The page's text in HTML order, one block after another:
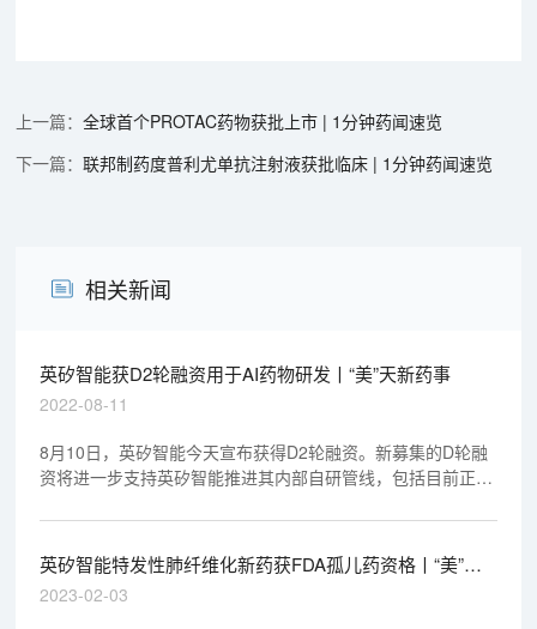
全球首个PROTAC药物获批上市 | 1分钟药闻速览
联邦制药度普利尤单抗注射液获批临床 | 1分钟药闻速览
相关新闻
英矽智能获D2轮融资用于AI药物研发丨“美”天新药事
2022-08-11
8月10日，英矽智能今天宣布获得D2轮融资。新募集的D轮融
资将进一步支持英矽智能推进其内部自研管线，包括目前正在
于IND-Enabling阶段的在研管线。所募集的资金也将用于英矽
智能关键性战略布局，包括进一步开发其端到端人工智能药物
研发平台Pharma.AI；推动全自动化的智能机器人药物研发实
验室和机器人生物数据工厂的建设；及支持英矽智能在全球范
英矽智能特发性肺纤维化新药获FDA孤儿药资格丨“美”天
新药事
2023-02-03